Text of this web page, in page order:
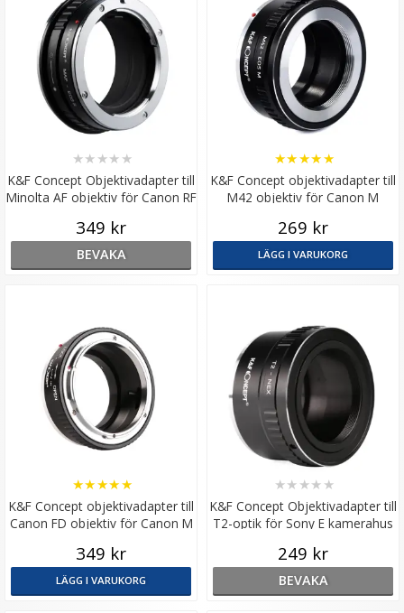
K&F Concept Objektivadapter till
Minolta AF objektiv för Canon RF
★★ ★★ ★
349 kr
BEVAKA
K&F Concept objektivadapter till
M42 objektiv för Canon M
★★★★★
269 kr
LÄGG I VARUKORG
K&F Concept objektivadapter till
Canon FD objektiv för Canon M
★★★★★
349 kr
LÄGG I VARUKORG
K&F Concept Objektivadapter till
T2-optik för Sony E kamerahus
★★ ★★ ★
249 kr
BEVAKA